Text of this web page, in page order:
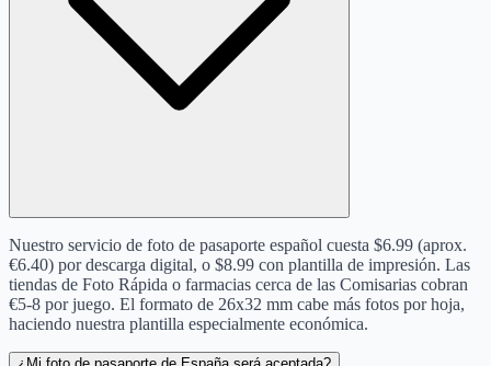
Nuestro servicio de foto de pasaporte español cuesta $6.99 (aprox.
€6.40) por descarga digital, o $8.99 con plantilla de impresión. Las
tiendas de Foto Rápida o farmacias cerca de las Comisarias cobran
€5-8 por juego. El formato de 26x32 mm cabe más fotos por hoja,
haciendo nuestra plantilla especialmente económica.